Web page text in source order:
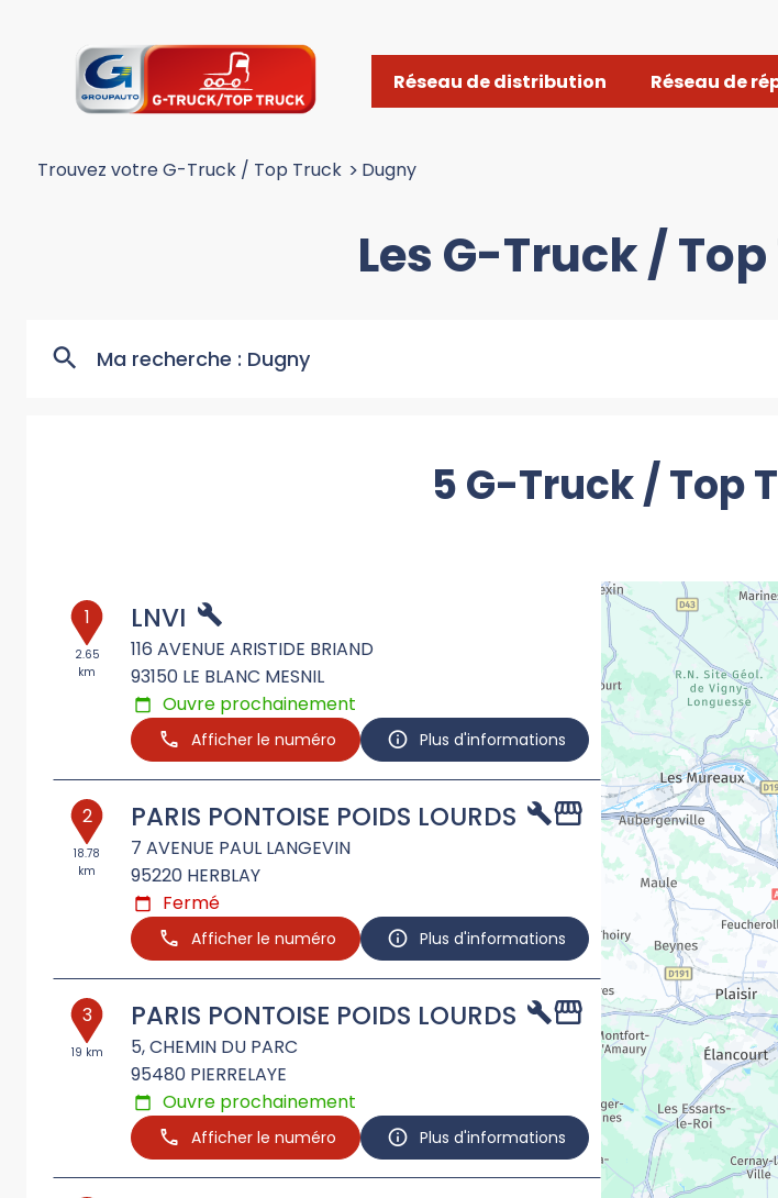
Réseau de distribution Réseau de
Trouvez votre G-Truck / Top Truck > Dugny
Les G-Truck /
Ma recherche : Dugny
5 G-Truck / Top
1
2.65
km
LNVI
116 AVENUE ARISTIDE BRIAND
93150 LE BLANC MESNIL
Ouvre prochainement
Afficher le numéro Plus d'informations
2
18.78
km
PARIS PONTOISE POIDS LOURDS
7 AVENUE PAUL LANGEVIN
95220 HERBLAY
Fermé
Afficher le numéro Plus d'informations
3
19 km
PARIS PONTOISE POIDS LOURDS
5, CHEMIN DU PARC
95480 PIERRELAYE
Ouvre prochainement
Afficher le numéro Plus d'informations